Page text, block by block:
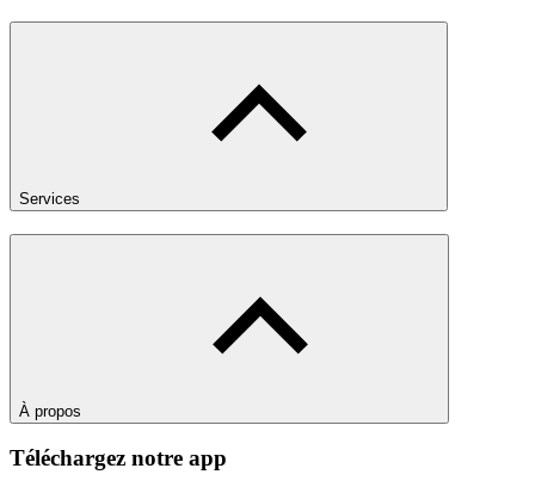
Services
À propos
Téléchargez notre app